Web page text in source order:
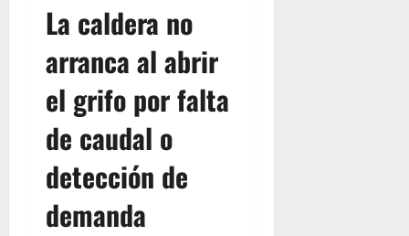
La caldera no
arranca al abrir
el grifo por falta
de caudal o
detección de
demanda